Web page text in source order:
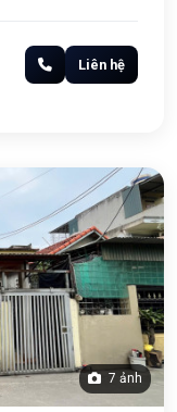
Liên hệ
7 ảnh